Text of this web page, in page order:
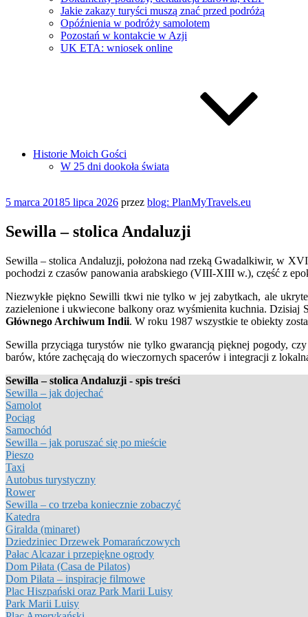
Jakie zakazy turyści muszą znać przed podróżą
Opóźnienia w podróży samolotem
Pozostań w kontakcie w Azji
UK ETA: wniosek online
Historie Moich Gości
W 25 dni dookoła świata
Opublikowane
5 marca 20185 lipca 2026 przez blog: PlanMyTravels.eu
Sewilla – stolica Andaluzji
Sewilla – stolica Andaluzji, położona nad rzeką Gwadalkiwir, w
pochodzi z czasów panowania arabskiego (VIII-XIII w.), część z
Niezwykłe piękno Sewilli tkwi nie tylko w jej zabytkach, ale
zazielenione i ukwiecone balkony oraz wyśmienita kuchnia. Dzisiaj
Głównego Archiwum Indii. W roku 1987 wszystkie te obiekty
Sewilla przyciąga turystów nie tylko gwarancją pięknej pogody,
barów, które zachęcają do wieczornych spacerów i integracji z
Sewilla – stolica Andaluzji - spis treści
Sewilla – jak dojechać
Samolot
Pociąg
Samochód
Sewilla – jak poruszać się po mieście
Pieszo
Taxi
Autobus turystyczny
Rower
Sewilla – co trzeba koniecznie zobaczyć
Katedra
Giralda (minaret)
Dziedziniec Drzewek Pomarańczowych
Pałac Alcazar i przepiękne ogrody
Dom Piłata (Casa de Pilatos)
Dom Piłata – inspiracje filmowe
Plac Hiszpański oraz Park Marii Luisy
Park Marii Luisy